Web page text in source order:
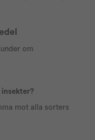
om
mot alla sorters